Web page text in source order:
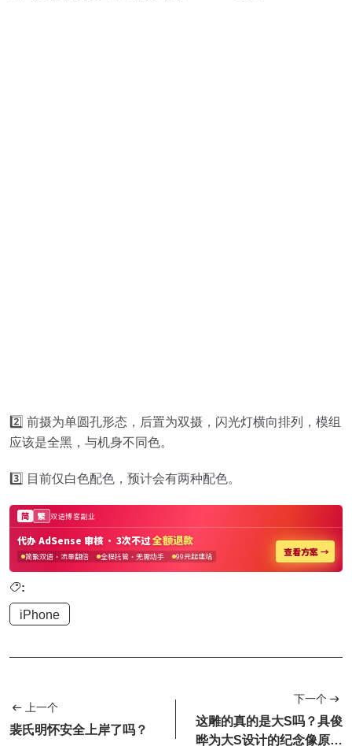
2️⃣ 前摄为单圆孔形态，后置为双摄，闪光灯横向排列，模组
应该是全黑，与机身不同色。
3️⃣ 目前仅白色配色，预计会有两种配色。
:
iPhone
上一个
裴氏明怀安全上岸了吗？
下一个
这雕的真的是大S吗？具俊
晔为大S设计的纪念像原来